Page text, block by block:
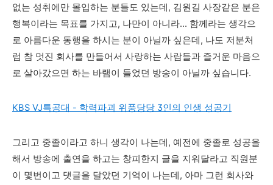
없는 성취에만 몰입하는 분들도 있는데, 김원길 사장같은 분은
행복이라는 목표를 가지고, 나만이 아니라... 함께라는 생각으
로 아름다운 동행을 하시는 분이 아닐까 싶은데, 나도 저분처
럼 참 멋진 회사를 만들어서 사랑하는 사람들과 즐거운 마음으
로 살아갔으면 하는 바램이 들었던 방송이 아닐까 싶습니다.
KBS VJ특공대 - 학력파괴 위풍당당 3인의 인생 성공기
그리고 중졸이라고 하니 생각이 나는데, 예전에 중졸로 성공을
해서 방송에 출연을 하고는 창피한지 글을 지워달라고 직원분
이 몇번이고 댓글을 달았던 기억이 나는데, 아마 그런 회사와